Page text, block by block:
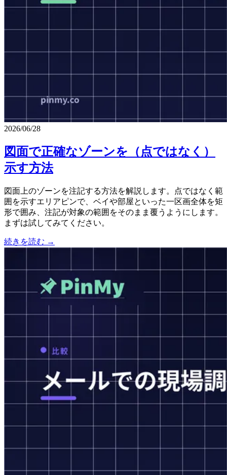
2026/06/28
図面で正確なゾーンを（点ではなく）
示す方法
図面上のゾーンを注記する方法を解説します。点ではなく範
囲を示すエリアピンで、ベイや部屋といった一区画全体を矩
形で囲み、注記が対象の範囲をそのまま覆うようにします。
まずは試してみてください。
続きを読む →